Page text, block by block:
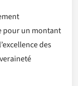
pour un montant
des